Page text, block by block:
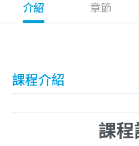
介紹 章節
課程介紹
課